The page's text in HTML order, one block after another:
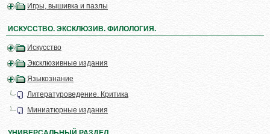
Игры, вышивка и пазлы
ИСКУССТВО. ЭКСКЛЮЗИВ. ФИЛОЛОГИЯ.
Искусство
Эксклюзивные издания
Языкознание
Литературоведение. Критика
Миниатюрные издания